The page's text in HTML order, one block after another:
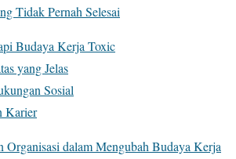
Tidak Pernah Selesai
Budaya Kerja Toxic
yang Jelas
Sosial
Karier
Organisasi dalam Mengubah Budaya Kerja